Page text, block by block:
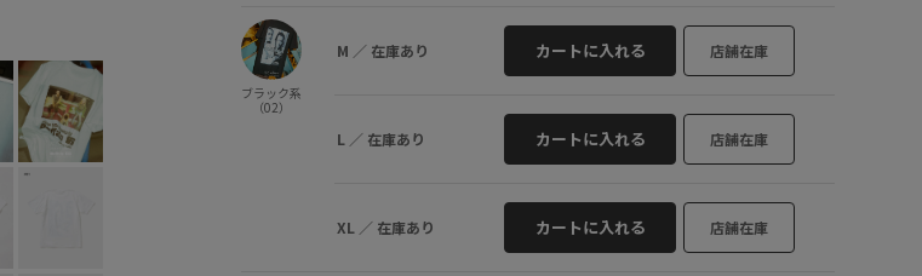
M
ブラック系
（02）
M ／ 在庫あり カートに入れる 店舗在庫
L ／ 在庫あり カートに入れる 店舗在庫
XL ／ 在庫あり カートに入れる 店舗在庫